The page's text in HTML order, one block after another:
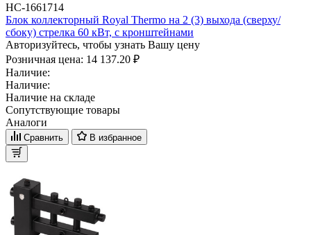
НС-1661714
Блок коллекторный Royal Thermo на 2 (3) выхода (сверху/
сбоку) стрелка 60 кВт, с кронштейнами
Авторизуйтесь, чтобы узнать Вашу цену
Розничная цена: 14 137.20 ₽
Наличие:
Наличие:
Наличие на складе
Сопутствующие товары
Аналоги
Сравнить В избранное